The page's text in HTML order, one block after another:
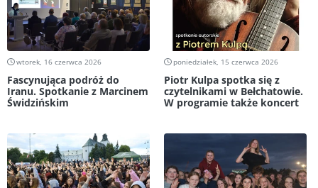
wtorek, 16 czerwca 2026
Fascynująca podróż do
Iranu. Spotkanie z Marcinem
Świdzińskim
poniedziałek, 15 czerwca 2026
Piotr Kulpa spotka się z
czytelnikami w Bełchatowie.
W programie także koncert